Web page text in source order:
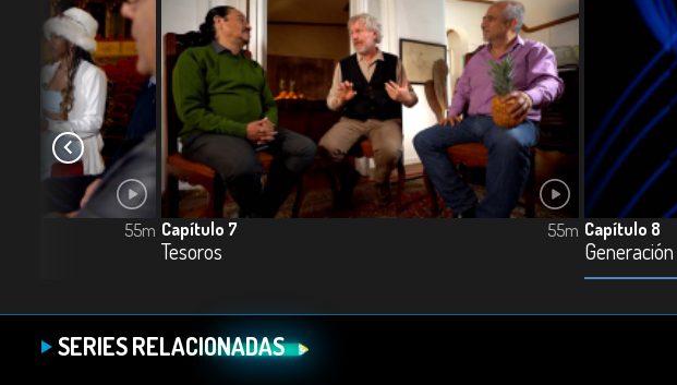
55m Capítulo 7
Tesoros
55m Capítulo 8
SERIES RELACIONADAS